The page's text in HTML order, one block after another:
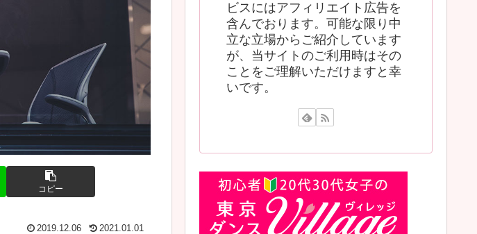
コピー
2019.12.06 2021.01.01
ビスにはアフィリエイト広告を
含んでおります。可能な限り中
立な立場からご紹介しています
が、当サイトのご利用時はその
ことをご理解いただけますと幸
いです。